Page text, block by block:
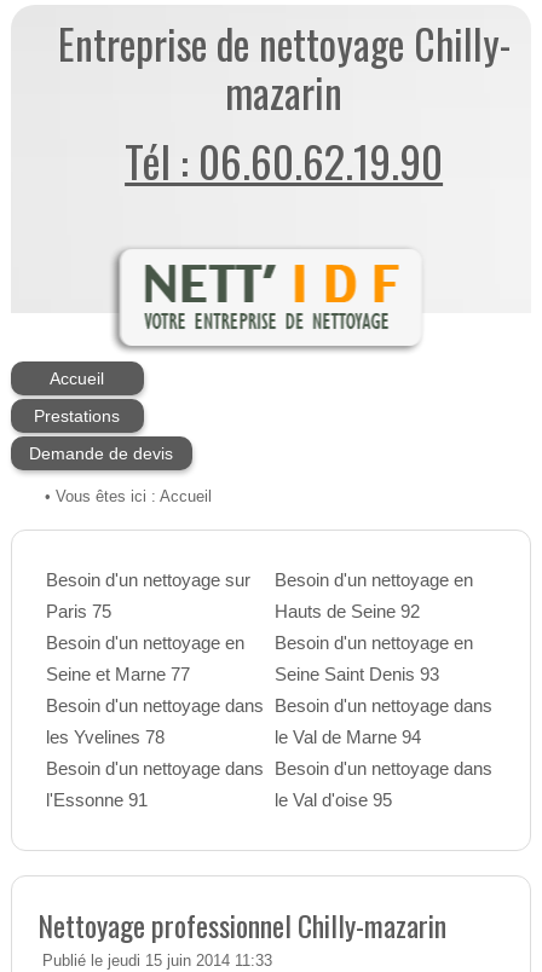
Entreprise de nettoyage Chilly-
mazarin
Tél : 06.60.62.19.90
Accueil
Prestations
Demande de devis
• Vous êtes ici : Accueil
Besoin d'un nettoyage sur
Paris 75
Besoin d'un nettoyage en
Seine et Marne 77
Besoin d'un nettoyage dans
les Yvelines 78
Besoin d'un nettoyage dans
l'Essonne 91
Besoin d'un nettoyage en
Hauts de Seine 92
Besoin d'un nettoyage en
Seine Saint Denis 93
Besoin d'un nettoyage dans
le Val de Marne 94
Besoin d'un nettoyage dans
le Val d'oise 95
Nettoyage professionnel Chilly-mazarin
Publié le jeudi 15 juin 2014 11:33